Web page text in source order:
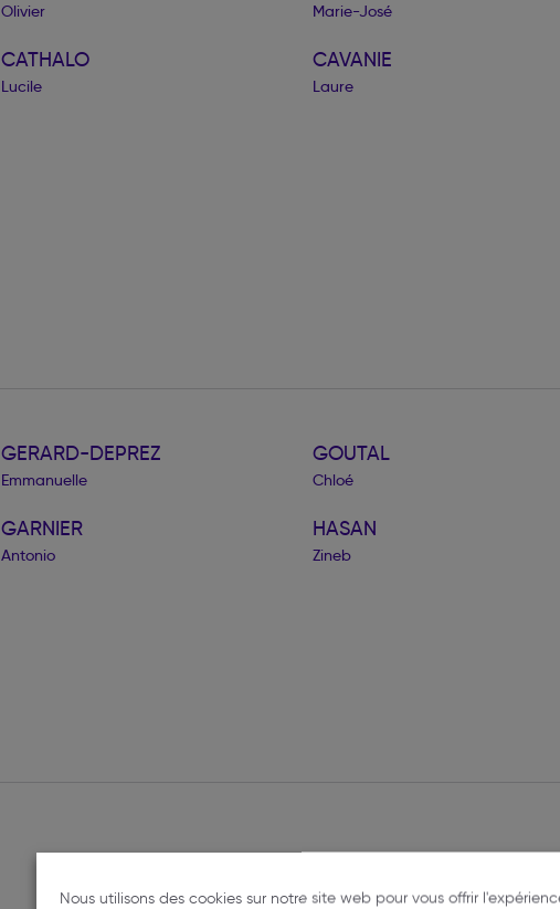
Olivier Marie-José
CATHALO
Lucile
CAVANIE
Laure
GERARD-DEPREZ
Emmanuelle
GOUTAL
Chloé
GARNIER
Antonio
HASAN
Zineb
Nous utilisons des cookies sur notre site web pour vous offrir